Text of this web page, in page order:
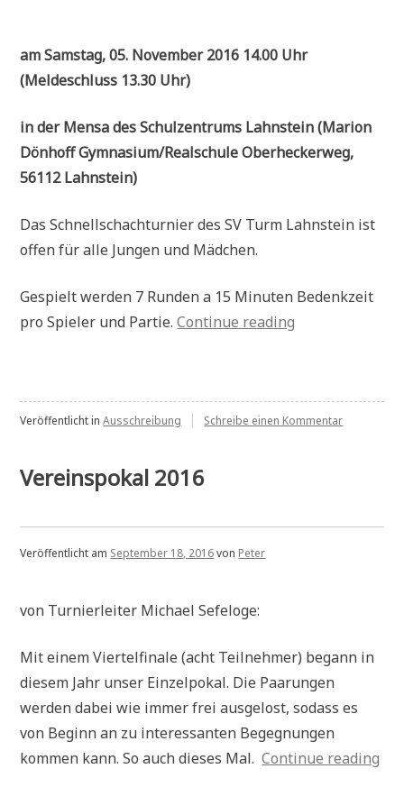
am Samstag, 05. November 2016 14.00 Uhr
(Meldeschluss 13.30 Uhr)
in der Mensa des Schulzentrums Lahnstein (Marion
Dönhoff Gymnasium/Realschule Oberheckerweg,
56112 Lahnstein)
Das Schnellschachturnier des SV Turm Lahnstein ist
offen für alle Jungen und Mädchen.
Gespielt werden 7 Runden a 15 Minuten Bedenkzeit
pro Spieler und Partie.Continue reading
Open
2016“
Veröffentlicht inAusschreibung Schreibe einen Kommentarzu
Vereinspokal 2016
Veröffentlicht am September 18, 2016von Peter
von Turnierleiter Michael Sefeloge:
Mit einem Viertelfinale (acht Teilnehmer) begann in
diesem Jahr unser Einzelpokal. Die Paarungen
werden dabei wie immer frei ausgelost, sodass es
von Beginn an zu interessanten Begegnungen
kommen kann. So auch dieses Mal.Continue reading